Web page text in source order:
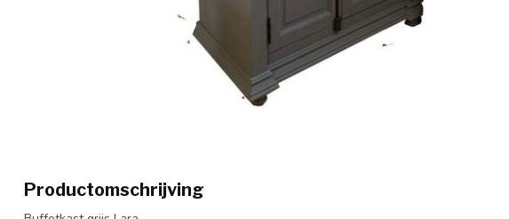
Productomschrijving